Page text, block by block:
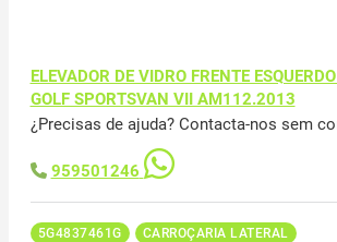
ELEVADOR DE VIDRO FRENTE
GOLF SPORTSVAN VII AM112.2013
¿Precisas de ajuda? Contacta-nos sem
959501246
5G4837461G CARROÇARIA LATERAL